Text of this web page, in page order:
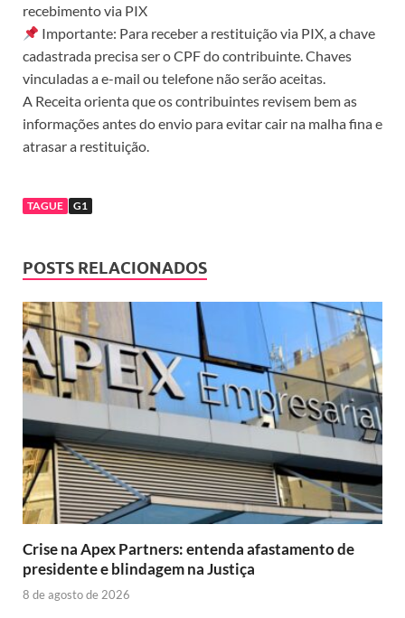
recebimento via PIX
Importante: Para receber a restituição via PIX, a chave
cadastrada precisa ser o CPF do contribuinte. Chaves
vinculadas a e-mail ou telefone não serão aceitas.
A Receita orienta que os contribuintes revisem bem as
informações antes do envio para evitar cair na malha fina e
atrasar a restituição.
TAGUE G1
POSTS RELACIONADOS
Crise na Apex Partners: entenda afastamento de
presidente e blindagem na Justiça
8 de agosto de 2026